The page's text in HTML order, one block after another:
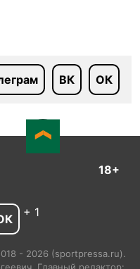
ВК ОК
18+
+ 1
- 2026 (sportpressa.ru).